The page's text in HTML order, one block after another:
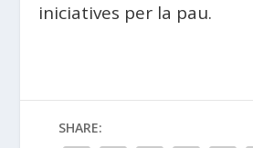
iniciatives per la pau.
SHARE: